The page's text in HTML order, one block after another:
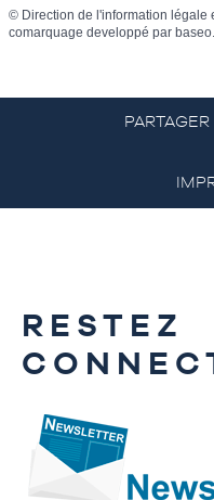
© Direction de l'information légale
comarquage developpé par
PARTAGER
RESTEZ